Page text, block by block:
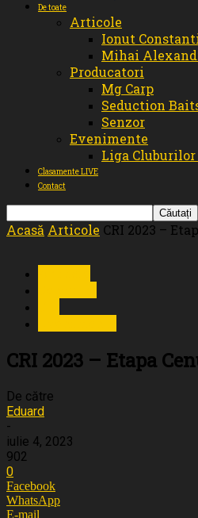
De toate
Articole
Ionut
Mihai
Producatori
Mg Carp
Seduction
Senzor
Evenimente
Liga Cluburilor
Clasamente LIVE
Contact
Acasă Articole CRI 2023 –
CRI 2023 – Etapa
De către
Eduard
-
iulie 4, 2023
902
0
Facebook
WhatsApp
E-mail